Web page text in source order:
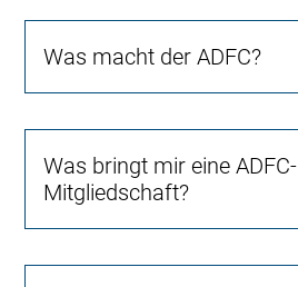
Was macht der ADFC?
Was bringt mir eine ADFC-
Mitgliedschaft?